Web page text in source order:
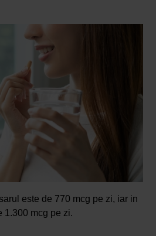
este de 770 mcg pe zi, iar in
1.300 mcg pe zi.